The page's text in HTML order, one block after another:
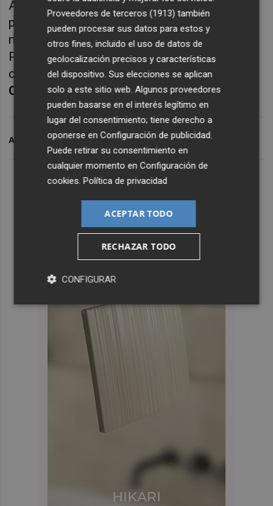
Abastos, a quienes trasladó los detalles del
proyecto acompañada de técnicos
municipales, del concejal de Obras y
Proyectos Urbanos,José Luis López, y de la
concejala de Innovación Comercial,Mary
Carmen Ribera .
ARCHIVADO EN AYUNTAMIENTO DE CASTELLÓ
Proveedores de terceros (1913) también
pueden procesar sus datos para estos y
otros fines, incluido el uso de datos de
geolocalización precisos y características
del dispositivo. Sus elecciones se aplican
solo a este sitio web. Algunos proveedores
pueden basarse en el interés legítimo en
lugar del consentimiento; tiene derecho a
oponerse enConfiguración de publicidad.
Puede retirar su consentimiento en
cualquier momento enConfiguración de
cookies.Política de privacidad
ACEPTAR TODO
RECHAZAR TODO
CONFIGURAR